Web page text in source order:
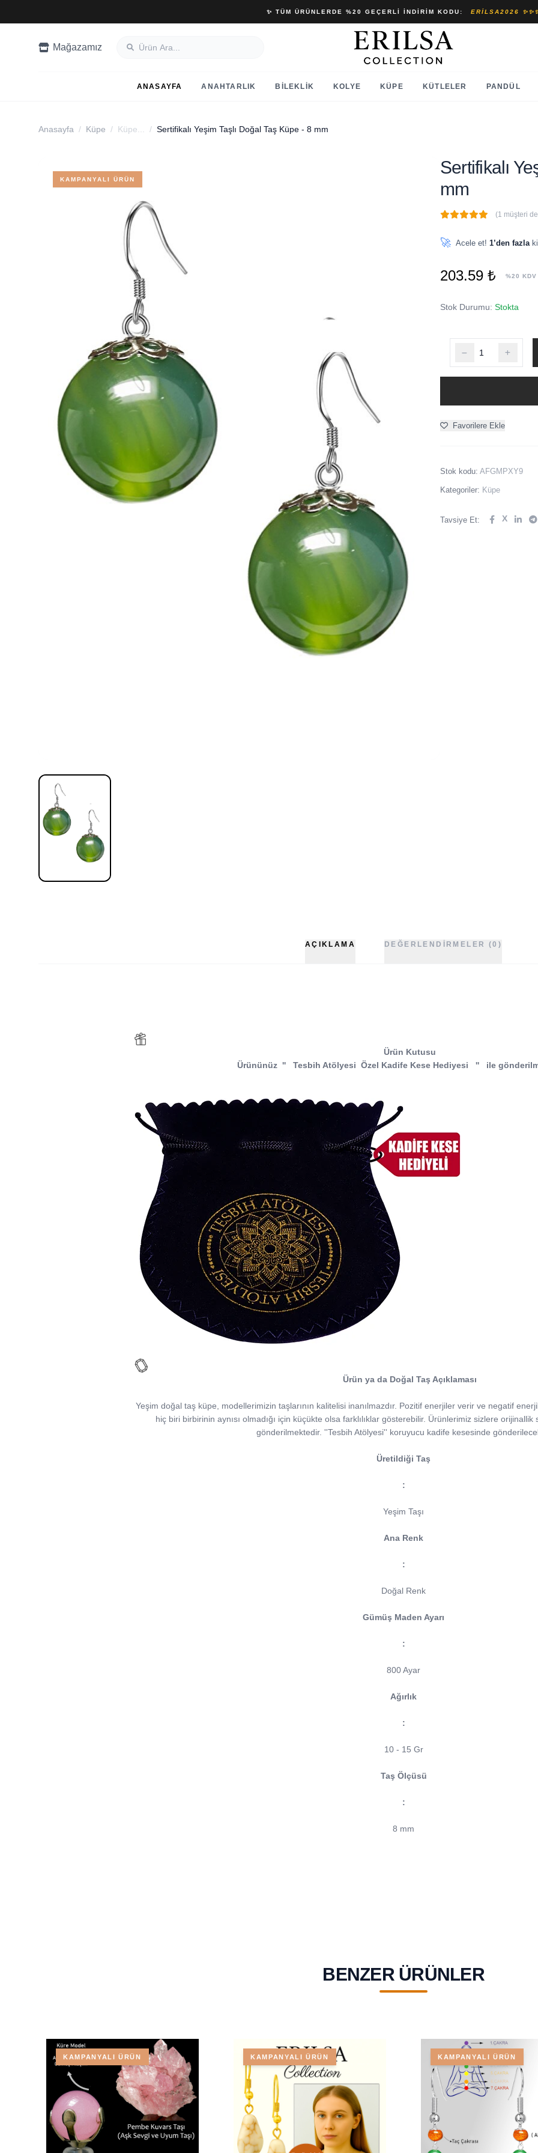
✨ TÜM ÜRÜNLERDE %20 GEÇERLI İNDIRIM KODU: ERILSA2026
Mağazamız
ANASAYFA ANAHTARLIK BILEKLIK KOLYE KÜPE KÜTLELER PANDÜL
Anasayfa / Küpe / Küpe... / Sertifikalı Yeşim Taşlı Doğal Taş Küpe - 8 mm
KAMPANYALI ÜRÜN
Sertifikalı
mm
(1 müşteri
🚀 Acele et! 1’den fazla
203.59 ₺ %20 KDV
Stok Durumu: Stokta
Favorilere Ekle
Stok kodu: AFGMPXY9
Kategoriler: Küpe
Tavsiye Et: X
AÇIKLAMA DEĞERLENDIRMELER (0)
Ürün Kutusu
Ürününüz '' Tesbih Atölyesi Özel Kadife Kese Hediyesi '' ile
Ürün ya da Doğal Taş Açıklaması
Yeşim doğal taş küpe, modellerimizin taşlarının kalitelisi inanılmazdır. Pozitif enerjiler verir ve negatif
hiç biri birbirinin aynısı olmadığı için küçükte olsa farklılıklar gösterebilir. Ürünlerimiz sizlere
gönderilmektedir. ''Tesbih Atölyesi'' koruyucu kadife kesesinde
Üretildiği Taş
:
Yeşim Taşı
Ana Renk
:
Doğal Renk
Gümüş Maden Ayarı
:
800 Ayar
Ağırlık
:
10 - 15 Gr
Taş Ölçüsü
:
8 mm
BENZER ÜRÜNLER
KAMPANYALI ÜRÜN KAMPANYALI ÜRÜN KAMPANYALI ÜRÜN